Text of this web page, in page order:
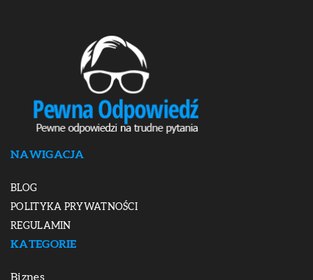
NAWIGACJA
BLOG
POLITYKA PRYWATNOŚCI
REGULAMIN
KATEGORIE
Biznes